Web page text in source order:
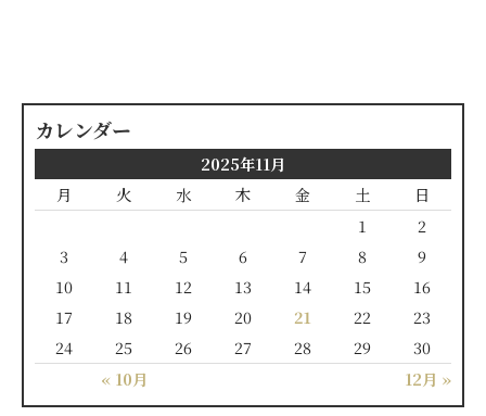
カレンダー
2025年11月
月
火 水 木 金 土 日
« 10月 12月 »
1
2
3
4 5 6 7 8
9
10
11 12 13 14 15
16
17
18 19 20 21 22
23
24
25 26 27 28 29 30